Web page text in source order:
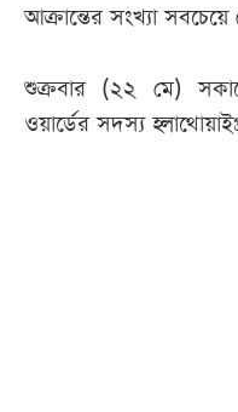
আক্রান্তের সংখ্যা সবচেয়ে
শুক্রবার (২২ মে)
ওয়ার্ডের সদস্য